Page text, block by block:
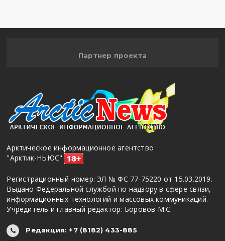
Партнер проекта
Арктическое информационное агентство
"Арктик-НЬЮС"
Регистрационный номер: ЭЛ № ФС 77-75220 от 15.03.2019.
Выдано Федеральной службой по надзору в сфере связи,
информационных технологий и массовых коммуникаций.
Учредитель и главный редактор: Боровов М.С.
Редакция: +7 (8182) 433-885